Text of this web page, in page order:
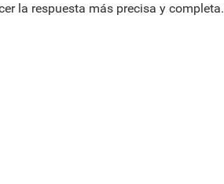
la respuesta más precisa y completa.